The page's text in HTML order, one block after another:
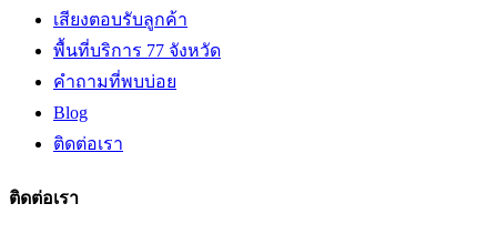
เสียงตอบรับลูกค้า
พื้นที่บริการ 77 จังหวัด
คำถามที่พบบ่อย
Blog
ติดต่อเรา
ติดต่อเรา